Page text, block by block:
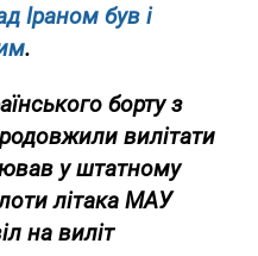
Іраном був і
.
борту з
вилітати
у штатному
літака МАУ
на виліт